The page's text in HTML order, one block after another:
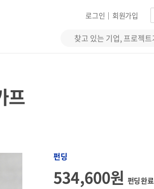
회원가입
|
로그인
프
펀딩
534,600원 펀딩 완료